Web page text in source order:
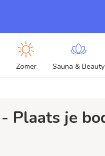
Zomer Sauna & Beauty